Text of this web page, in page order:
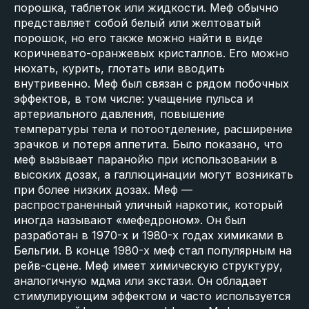
порошка, таблеток или жидкости. Меф обычно
представляет собой белый или желтоватый
порошок, но его также можно найти в виде
коричневато-оранжевых кристаллов. Его можно
нюхать, курить, глотать или вводить
внутривенно. Меф был связан с рядом побочных
эффектов, в том числе: учащение пульса и
артериального давления, повышение
температуры тела и потоотделение, расширение
зрачков и потеря аппетита. Было показано, что
меф вызывает паранойю при использовании в
высоких дозах, а галлюцинации могут возникать
при более низких дозах. Меф —
распространенный уличный наркотик, который
иногда называют «мефедроном». Он был
разработан в 1970-х и 1980-х годах химиками в
Бельгии. В конце 1980-х меф стал популярным на
рейв-сцене. Меф имеет химическую структуру,
аналогичную мдма или экстази. Он обладает
стимулирующим эффектом и часто используется